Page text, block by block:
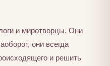
и миротворцы. Они
они всегда
и решить